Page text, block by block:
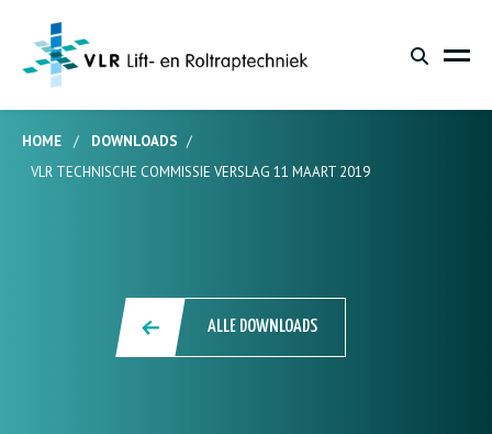
HOME / DOWNLOADS /
VLR TECHNISCHE COMMISSIE VERSLAG 11 MAART 2019
ALLE DOWNLOADS